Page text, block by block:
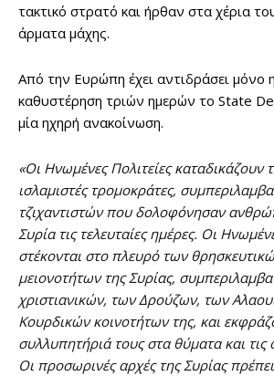
τακτικό στρατό και ήρθαν στα χέρια
άρματα μάχης.
Από την Ευρώπη έχει αντιδράσει μόνο
καθυστέρηση τριών ημερών το State
μία ηχηρή ανακοίνωση.
«Οι Ηνωμένες Πολιτείες καταδικάζουν
ισλαμιστές τρομοκράτες,
τζιχαντιστών που δολοφόνησαν
Συρία τις τελευταίες ημέρες. Οι
στέκονται στο πλευρό των
μειονοτήτων της Συρίας,
χριστιανικών, των Δρούζων, των
Κουρδικών κοινοτήτων της, και
συλλυπητήριά τους στα θύματα και τις
Οι προσωρινές αρχές της Συρίας